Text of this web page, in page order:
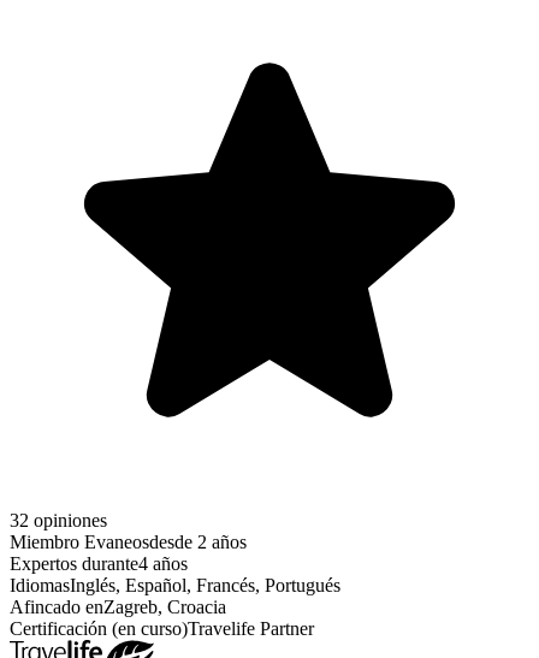
32 opiniones
Miembro Evaneosdesde 2 años
Expertos durante4 años
IdiomasInglés, Español, Francés, Portugués
Afincado enZagreb, Croacia
Certificación (en curso)Travelife Partner